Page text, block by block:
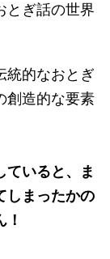
とぎ話の世界
統的なおとぎ
創造的な要素
ていると、ま
しまったかの